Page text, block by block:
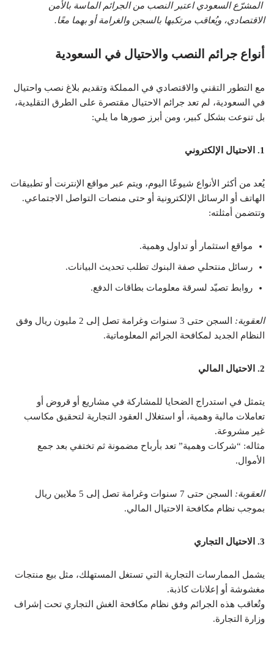
المشرّع السعودي اعتبر النصب من الجرائم الماسة بالأمن
الاقتصادي، ويُعاقب مرتكبها بالسجن والغرامة أو بهما معًا.
أنواع جرائم النصب والاحتيال في السعودية
مع التطور التقني والاقتصادي في المملكة وتقديم بلاغ نصب واحتيال
في السعودية، لم تعد جرائم الاحتيال مقتصرة على الطرق التقليدية،
بل تنوعت بشكل كبير، ومن أبرز صورها ما يلي:
1. الاحتيال الإلكتروني
يُعد من أكثر الأنواع شيوعًا اليوم، ويتم عبر مواقع الإنترنت أو تطبيقات
الهاتف أو الرسائل الإلكترونية أو حتى منصات التواصل الاجتماعي.
وتتضمن أمثلته:
مواقع استثمار أو تداول وهمية.
رسائل منتحلي صفة البنوك تطلب تحديث البيانات.
روابط تصيّد لسرقة معلومات بطاقات الدفع.
العقوبة:
السجن حتى 3 سنوات وغرامة تصل إلى 2 مليون ريال وفق
النظام الجديد لمكافحة الجرائم المعلوماتية.
2. الاحتيال المالي
يتمثل في استدراج الضحايا للمشاركة في مشاريع أو قروض أو
تعاملات مالية وهمية، أو استغلال العقود التجارية لتحقيق مكاسب
غير مشروعة.
مثاله: “شركات وهمية” تعد بأرباح مضمونة ثم تختفي بعد جمع
الأموال.
العقوبة:
السجن حتى 7 سنوات وغرامة تصل إلى 5 ملايين ريال
بموجب نظام مكافحة الاحتيال المالي.
3. الاحتيال التجاري
يشمل الممارسات التجارية التي تستغل المستهلك، مثل بيع منتجات
مغشوشة أو إعلانات كاذبة.
وتُعاقب هذه الجرائم وفق نظام مكافحة الغش التجاري تحت إشراف
وزارة التجارة.